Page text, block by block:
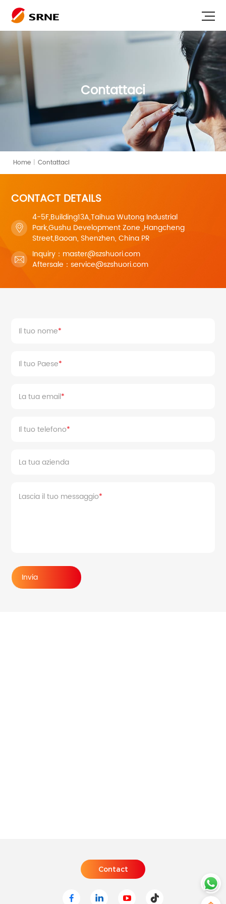
Contattaci
Home | Contattaci
CONTACT DETAILS
4-5F,Building13A,Taihua Wutong Industrial
Park,Gushu Development Zone ,Hangcheng
Street,Baoan, Shenzhen, China PR
Inquiry：master@szshuori.com
Aftersale：service@szshuori.com
Il tuo nome
Il tuo Paese
La tua email
Il tuo telefono
La tua azienda
Lascia il tuo messaggio
Invia